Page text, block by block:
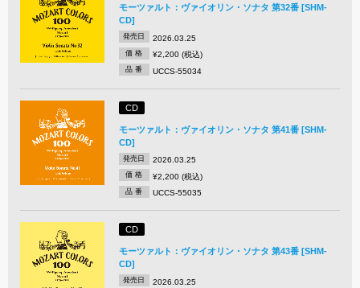
モーツァルト：ヴァイオリン・ソナタ 第32番 [SHM-
CD]
発売日 2026.03.25
価 格 ¥2,200 (税込)
品 番 UCCS-55034
CD
モーツァルト：ヴァイオリン・ソナタ 第41番 [SHM-
CD]
発売日 2026.03.25
価 格 ¥2,200 (税込)
品 番 UCCS-55035
CD
モーツァルト：ヴァイオリン・ソナタ 第43番 [SHM-
CD]
発売日 2026.03.25